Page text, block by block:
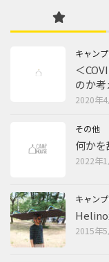
キャン
＜
のか
2020年
その他
何か
2022年
キャン
2015年